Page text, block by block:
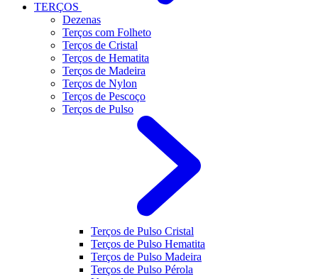
TERÇOS
Dezenas
Terços com Folheto
Terços de Cristal
Terços de Hematita
Terços de Madeira
Terços de Nylon
Terços de Pescoço
Terços de Pulso
Terços de Pulso Cristal
Terços de Pulso Hematita
Terços de Pulso Madeira
Terços de Pulso Pérola